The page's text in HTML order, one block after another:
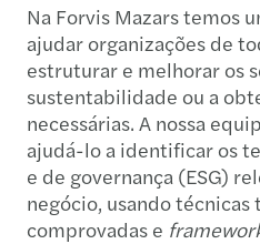
Na Forvis Mazars temos
ajudar organizações de
estruturar e melhorar os
sustentabilidade ou a
necessárias. A nossa
ajudá-lo a identificar os
e de governança (ESG)
negócio, usando técnicas
comprovadas e